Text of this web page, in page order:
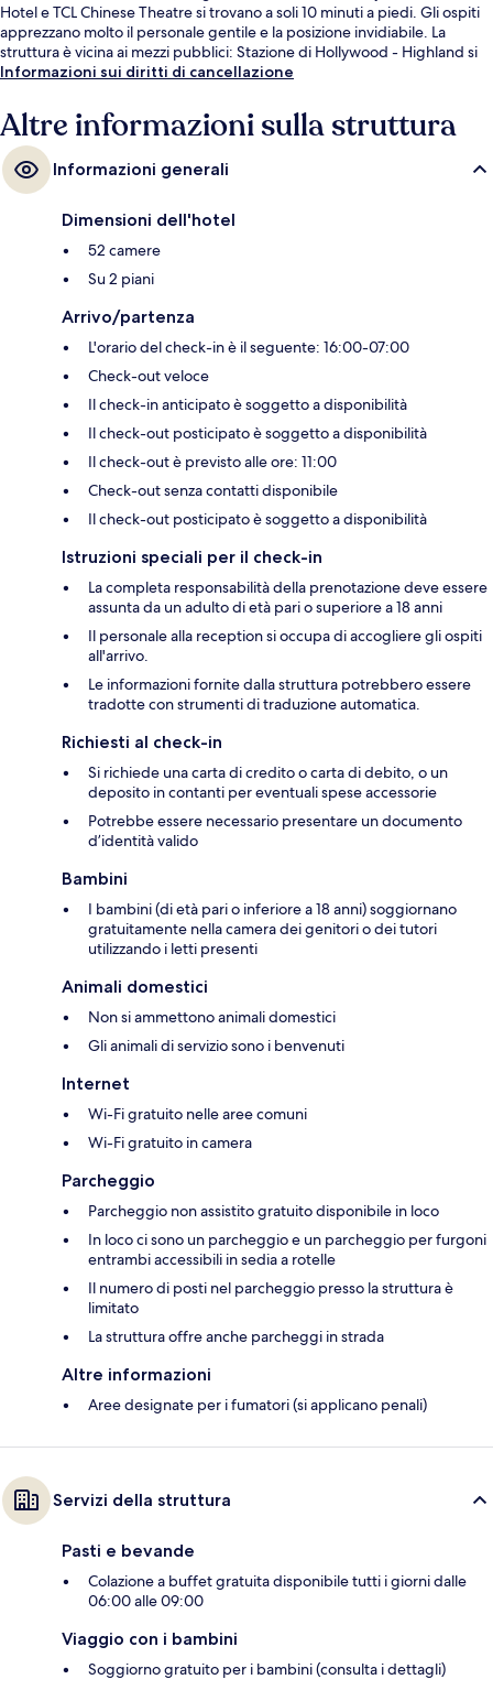
Hotel e TCL Chinese Theatre si trovano a soli 10 minuti a piedi. Gli ospiti
apprezzano molto il personale gentile e la posizione invidiabile. La
struttura è vicina ai mezzi pubblici: Stazione di Hollywood - Highland si
trova a 9 min di distanza.
Informazioni sui diritti di cancellazione
Altre informazioni sulla struttura
Informazioni generali
Dimensioni dell'hotel
52 camere
Su 2 piani
Arrivo/partenza
L'orario del check-in è il seguente: 16:00-07:00
Check-out veloce
Il check-in anticipato è soggetto a disponibilità
Il check-out posticipato è soggetto a disponibilità
Il check-out è previsto alle ore: 11:00
Check-out senza contatti disponibile
Il check-out posticipato è soggetto a disponibilità
Istruzioni speciali per il check-in
La completa responsabilità della prenotazione deve essere
assunta da un adulto di età pari o superiore a 18 anni
Il personale alla reception si occupa di accogliere gli ospiti
all'arrivo.
Le informazioni fornite dalla struttura potrebbero essere
tradotte con strumenti di traduzione automatica.
Richiesti al check-in
Si richiede una carta di credito o carta di debito, o un
deposito in contanti per eventuali spese accessorie
Potrebbe essere necessario presentare un documento
d’identità valido
Bambini
I bambini (di età pari o inferiore a 18 anni) soggiornano
gratuitamente nella camera dei genitori o dei tutori
utilizzando i letti presenti
Animali domestici
Non si ammettono animali domestici
Gli animali di servizio sono i benvenuti
Internet
Wi-Fi gratuito nelle aree comuni
Wi-Fi gratuito in camera
Parcheggio
Parcheggio non assistito gratuito disponibile in loco
In loco ci sono un parcheggio e un parcheggio per furgoni
entrambi accessibili in sedia a rotelle
Il numero di posti nel parcheggio presso la struttura è
limitato
La struttura offre anche parcheggi in strada
Altre informazioni
Aree designate per i fumatori (si applicano penali)
Servizi della struttura
Pasti e bevande
Colazione a buffet gratuita disponibile tutti i giorni dalle
06:00 alle 09:00
Viaggio con i bambini
Soggiorno gratuito per i bambini (consulta i dettagli)